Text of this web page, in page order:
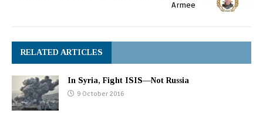
Armee
RELATED ARTICLES
In Syria, Fight ISIS—Not Russia
9 October 2016